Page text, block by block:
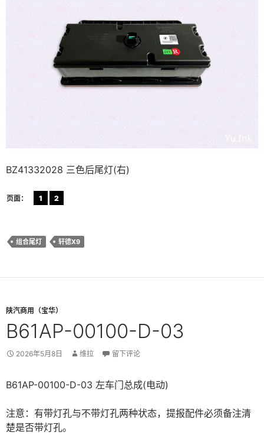
BZ41332028 三色后尾灯(右)
页面： 1 2
组合尾灯 轩德X9
陕汽商用（宝华）
B61AP-00100-D-03
2026年5月8日 维拉 留下评论
B61AP-00100-D-03 左车门总成(电动)
注意：有带灯孔与不带灯孔两种状态，提报配件必须备注清
楚是否带灯孔。